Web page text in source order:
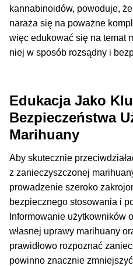
kannabinoidów, powoduje,
naraża się na poważne
więc edukować się na temat
niej w sposób rozsądny i
Edukacja Jako
Bezpieczeństwa
Marihuany
Aby skutecznie
z zanieczyszczonej
prowadzenie szeroko
bezpiecznego stosowania i
Informowanie użytkowników
własnej uprawy marihuany
prawidłowo rozpoznać
powinno znacznie